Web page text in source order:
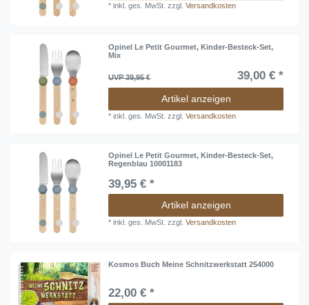
*inkl. ges. MwSt. zzgl.Versandkosten
Opinel Le Petit Gourmet, Kinder-Besteck-Set,
Mix
UVP 39,95 € 39,00 € *
Artikel anzeigen
*inkl. ges. MwSt. zzgl.Versandkosten
Opinel Le Petit Gourmet, Kinder-Besteck-Set,
Regenblau 10001183
39,95 € *
Artikel anzeigen
*inkl. ges. MwSt. zzgl.Versandkosten
Kosmos Buch Meine Schnitzwerkstatt 254000
22,00 € *